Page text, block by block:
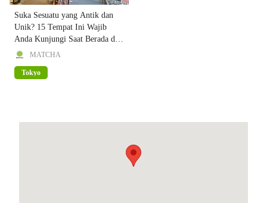
Suka Sesuatu yang Antik dan
Unik? 15 Tempat Ini Wajib
Anda Kunjungi Saat Berada di
Shimokitazawa!
MATCHA
Tokyo